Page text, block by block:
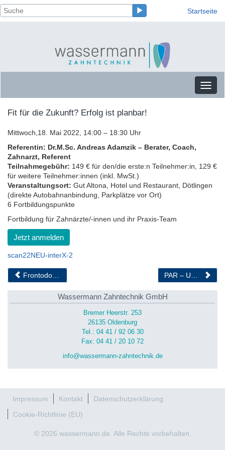
Startseite
Fit für die Zukunft? Erfolg ist planbar!
Mittwoch,18. Mai 2022, 14:00 – 18:30 Uhr
Referentin: Dr.M.Sc. Andreas Adamzik – Berater, Coach,
Zahnarzt, Referent
Teilnahmegebühr: 149 € für den/die erste:n Teilnehmer:in, 129 €
für weitere Teilnehmer:innen (inkl. MwSt.)
Veranstaltungsort: Gut Altona, Hotel und Restaurant, Dötlingen
(direkte Autobahnanbindung, Parkplätze vor Ort)
6 Fortbildungspunkte
Fortbildung für Zahnärzte/-innen und ihr Praxis-Team
Jetzt anmelden
scan22NEU-interX-2
Wassermann Zahntechnik GmbH
Bremer Heerstr. 253
26135 Oldenburg
Tel.: 04 41 / 92 06 30
Fax: 04 41 / 20 10 72
info@wassermann-zahntechnik.de
Impressum Kontakt
Datenschutzerklärung
Cookie-Richtlinie (EU)
© 2026 wassermann.de. Alle Rechte vorbehalten.